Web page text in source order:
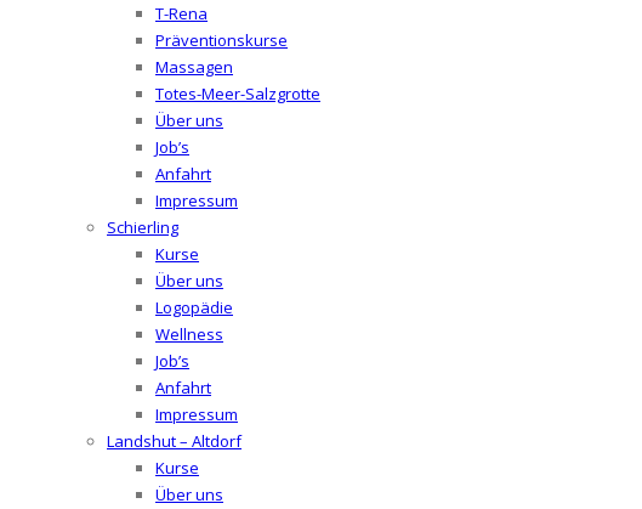
T-Rena
Präventionskurse
Massagen
Totes-Meer-Salzgrotte
Über uns
Job’s
Anfahrt
Impressum
Schierling
Kurse
Über uns
Logopädie
Wellness
Job’s
Anfahrt
Impressum
Landshut – Altdorf
Kurse
Über uns